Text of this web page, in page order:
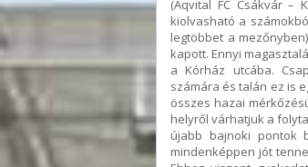
(Aqvital FC Csákvár –
kiolvasható a
legtöbbet a
kapott. Ennyi
a Kórház utcába.
számára és talán ez is
összes hazai
helyről várhatjuk a
újabb bajnoki pontok
mindenképpen jót